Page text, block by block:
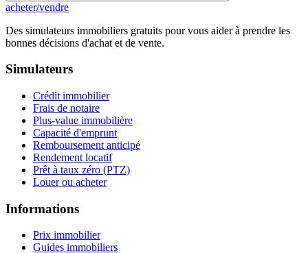
acheter/vendre
Des simulateurs immobiliers gratuits pour vous aider à prendre les
bonnes décisions d'achat et de vente.
Simulateurs
Crédit immobilier
Frais de notaire
Plus-value immobilière
Capacité d'emprunt
Remboursement anticipé
Rendement locatif
Prêt à taux zéro (PTZ)
Louer ou acheter
Informations
Prix immobilier
Guides immobiliers